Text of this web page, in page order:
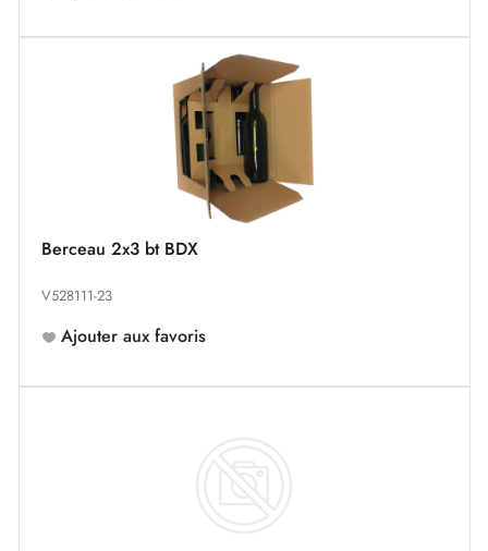
Berceau 2x3 bt BDX
V528111-23
Ajouter aux favoris